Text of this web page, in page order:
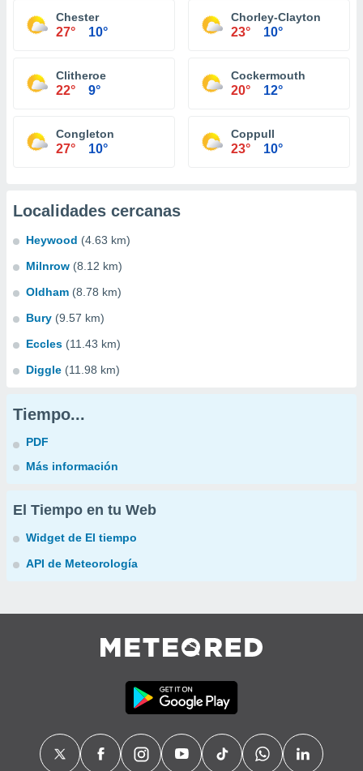
Chester
27° 10°
Chorley-Clayton
23° 10°
Clitheroe
22° 9°
Cockermouth
20° 12°
Congleton
27° 10°
Coppull
23° 10°
Localidades cercanas
Heywood (4.63 km)
Milnrow (8.12 km)
Oldham (8.78 km)
Bury (9.57 km)
Eccles (11.43 km)
Diggle (11.98 km)
Tiempo...
PDF
Más información
El Tiempo en tu Web
Widget de El tiempo
API de Meteorología